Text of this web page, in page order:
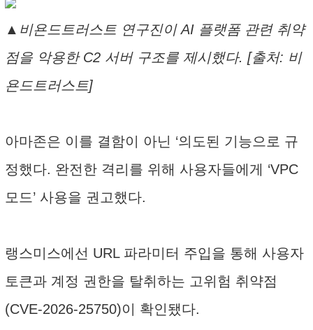
▲비욘드트러스트 연구진이 AI 플랫폼 관련 취약
점을 악용한 C2 서버 구조를 제시했다. [출처: 비
욘드트러스트]
아마존은 이를 결함이 아닌 ‘의도된 기능으로 규
정했다. 완전한 격리를 위해 사용자들에게 ‘VPC
모드’ 사용을 권고했다.
랭스미스에선 URL 파라미터 주입을 통해 사용자
토큰과 계정 권한을 탈취하는 고위험 취약점
(CVE-2026-25750)이 확인됐다.